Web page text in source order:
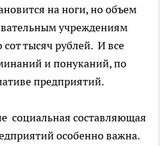
на ноги, но объем
учреждениям
сот тысяч рублей. И все
и понуканий, по
предприятий.
социальная составляющая
особенно важна.